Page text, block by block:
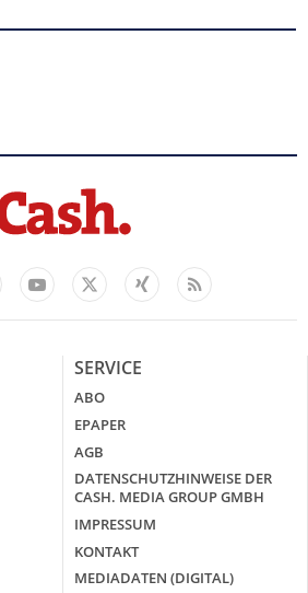
YouTube
X
Xing Feed
SERVICE
ABO
EPAPER
AGB
DATENSCHUTZHINWEISE DER
CASH. MEDIA GROUP GMBH
IMPRESSUM
KONTAKT
MEDIADATEN (DIGITAL)